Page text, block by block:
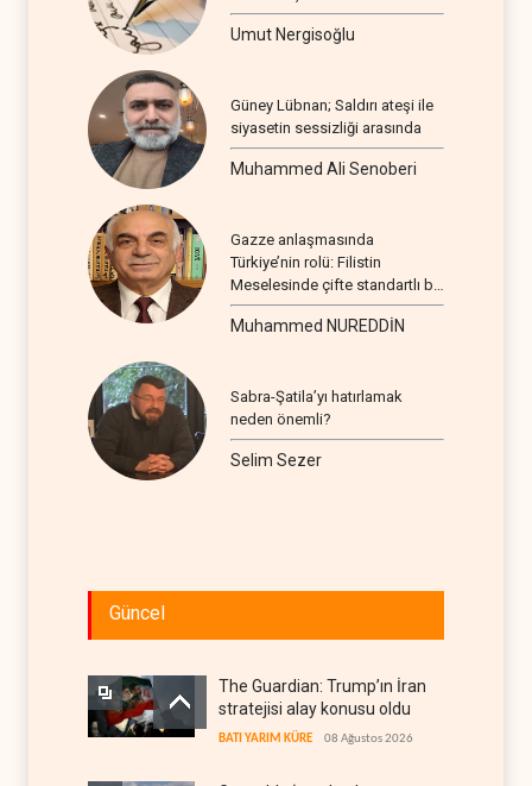
Umut Nergisoğlu
Güney Lübnan; Saldırı ateşi ile
siyasetin sessizliği arasında
Muhammed Ali Senoberi
Gazze anlaşmasında
Türkiye’nin rolü: Filistin
Meselesinde çifte standartlı bir
seyir
Muhammed NUREDDİN
Sabra-Şatila’yı hatırlamak
neden önemli?
Selim Sezer
Güncel
The Guardian: Trump’ın İran
stratejisi alay konusu oldu
BATI YARIM KÜRE 08 Ağustos 2026